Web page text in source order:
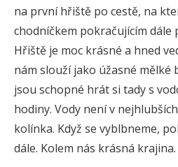
na první hřiště po cestě, na
chodníčkem pokračujícím dále
Hřiště je moc krásné a hned
nám slouží jako úžasné mělké
jsou schopné hrát si tady s
hodiny. Vody není v
kolínka. Když se vyblbneme,
dále. Kolem nás krásná krajina.